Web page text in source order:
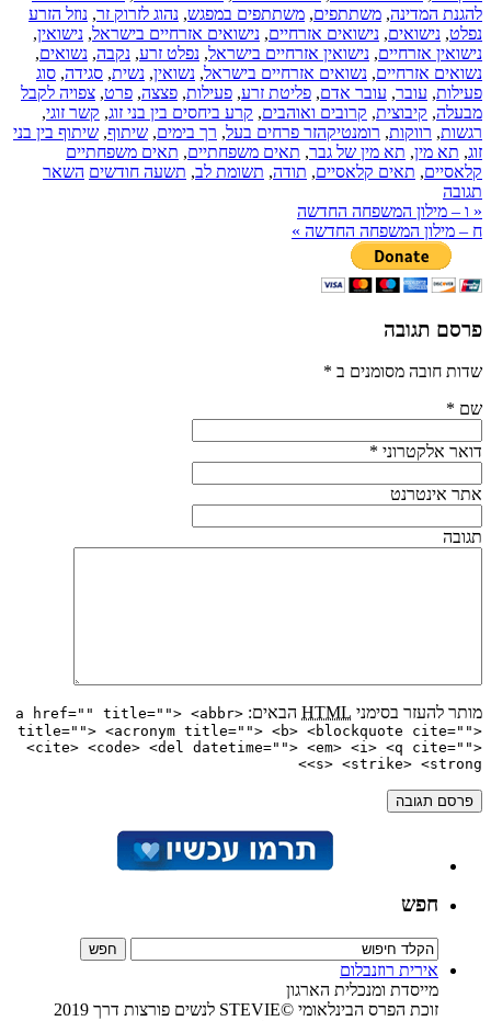
להגנת המדינה, משתתפים, משתתפים במפגש, נהוג לזרוק זר, נוזל הזרע
נפלט, נישואים, נישואים אזרחיים, נישואים אזרחיים בישראל, נישואין,
נישואין אזרחיים, נישואין אזרחיים בישראל, נפלט זרע, נקבה, נשואים,
נשואים אזרחיים, נשואים אזרחיים בישראל, נשואין, נשית, סגידה, סוג
פעילות, עובר, עובר אדם, פליטת זרע, פעילות, פצצה, פרט, צפויה לקבל
מבעלה, קיבוצית, קרובים ואוהבים, קרע ביחסים בין בני זוג, קשר זוגי,
רגשות, רווקות, רומנטיקהזר פרחים בעל, רך בימים, שיתוף, שיתוף בין בני
זוג, תא מין, תא מין של גבר, תאים משפחתיים, תאים משפחתיים
קלאסיים, תאים קלאסיים, תודה, תשומת לב, תשעה חודשים השאר
תגובה
« ו – מילון המשפחה החדשה
ח – מילון המשפחה החדשה »
פרסם תגובה
שדות חובה מסומנים ב *
שם *
דואר אלקטרוני *
אתר אינטרנט
תגובה
מותר להעזר בסימני HTML הבאים:
<a href="" title=""> <abbr
title=""> <acronym title=""> <b> <blockquote cite="">
<cite> <code> <del datetime=""> <em> <i> <q cite="">
<s> <strike> <strong>
חפש
אירית רוזנבלום
מייסדת ומנכלית הארגון
זוכת הפרס הבינלאומי ©STEVIE לנשים פורצות דרך 2019